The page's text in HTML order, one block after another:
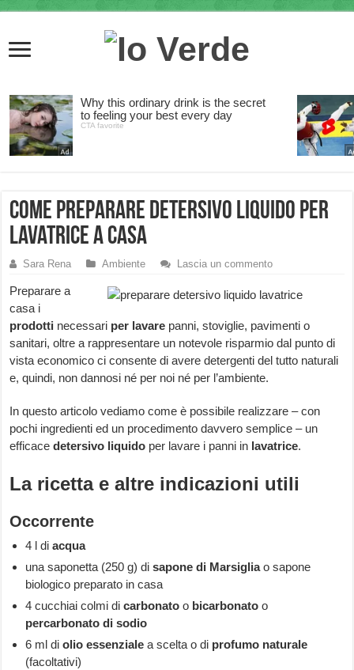
Come preparare detersivo liquido per
lavatrice a casa
Sara Rena Ambiente Lascia un commento
Preparare a
casa i
prodotti necessari per lavare panni, stoviglie, pavimenti o
sanitari, oltre a rappresentare un notevole risparmio dal punto di
vista economico ci consente di avere detergenti del tutto naturali
e, quindi, non dannosi né per noi né per l’ambiente.
In questo articolo vediamo come è possibile realizzare – con
pochi ingredienti ed un procedimento davvero semplice – un
efficacedetersivo liquido per lavare i panni in lavatrice.
La ricetta e altre indicazioni utili
Occorrente
4 l diacqua
una saponetta (250 g) disapone di Marsigliao sapone
biologico preparato in casa
4 cucchiai colmi dicarbonato o bicarbonato o
percarbonato di sodio
6 ml diolio essenzialea scelta o di profumo naturale
(facoltativi)